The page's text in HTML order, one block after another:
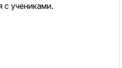
с учениками.